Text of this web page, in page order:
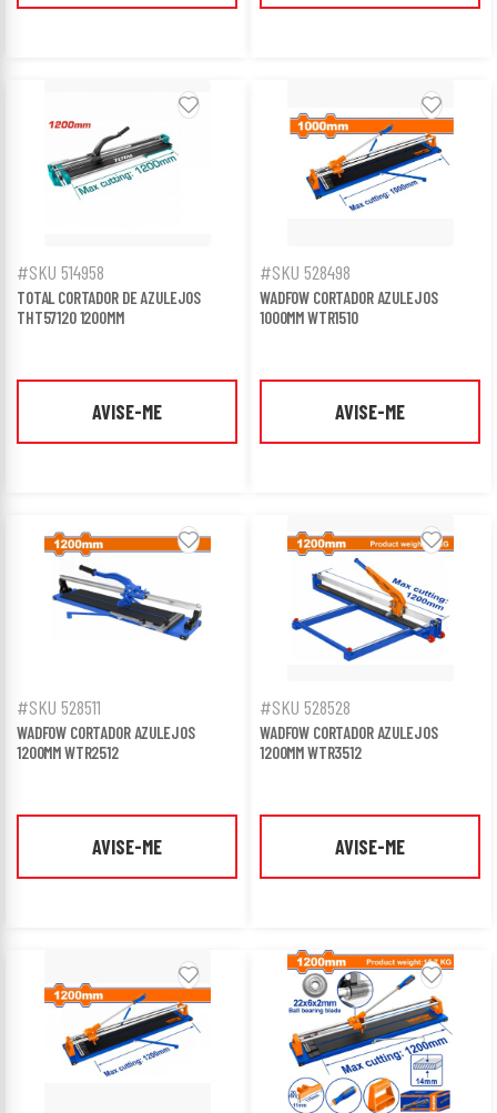
#SKU 514958
TOTAL CORTADOR DE AZULEJOS
THT57120 1200MM
AVISE-ME
#SKU 528498
WADFOW CORTADOR AZULEJOS
1000MM WTR1510
AVISE-ME
#SKU 528511
WADFOW CORTADOR AZULEJOS
1200MM WTR2512
AVISE-ME
#SKU 528528
WADFOW CORTADOR AZULEJOS
1200MM WTR3512
AVISE-ME